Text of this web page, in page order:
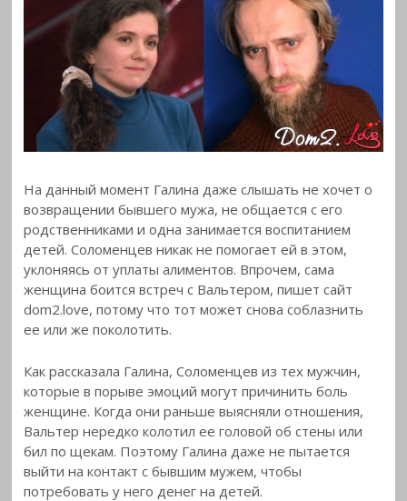
На данный момент Галина даже слышать не хочет о
возвращении бывшего мужа, не общается с его
родственниками и одна занимается воспитанием
детей. Соломенцев никак не помогает ей в этом,
уклоняясь от уплаты алиментов. Впрочем, сама
женщина боится встреч с Вальтером, пишет сайт
dom2.love, потому что тот может снова соблазнить
ее или же поколотить.
Как рассказала Галина, Соломенцев из тех мужчин,
которые в порыве эмоций могут причинить боль
женщине. Когда они раньше выясняли отношения,
Вальтер нередко колотил ее головой об стены или
бил по щекам. Поэтому Галина даже не пытается
выйти на контакт с бывшим мужем, чтобы
потребовать у него денег на детей.